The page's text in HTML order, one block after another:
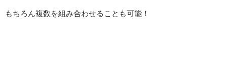
もちろん複数を組み合わせることも可能！